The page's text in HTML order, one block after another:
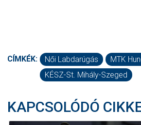
CÍMKÉK: Női Labdarúgás
MTK
KÉSZ-St. Mihály-Szeged
KAPCSOLÓDÓ